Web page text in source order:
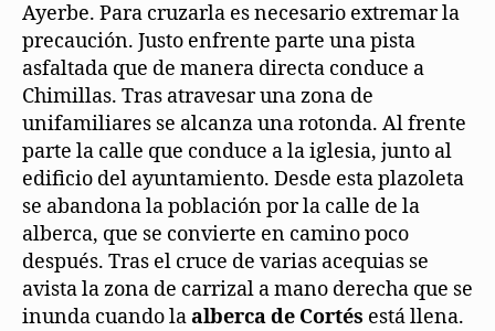
Ayerbe. Para cruzarla es necesario extremar la
precaución. Justo enfrente parte una pista
asfaltada que de manera directa conduce a
Chimillas. Tras atravesar una zona de
unifamiliares se alcanza una rotonda. Al frente
parte la calle que conduce a la iglesia, junto al
edificio del ayuntamiento. Desde esta plazoleta
se abandona la población por la calle de la
alberca, que se convierte en camino poco
después. Tras el cruce de varias acequias se
avista la zona de carrizal a mano derecha que se
inunda cuando laalberca de Cortés está llena.